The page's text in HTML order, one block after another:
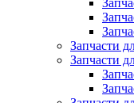
Запчасти
Запчасти